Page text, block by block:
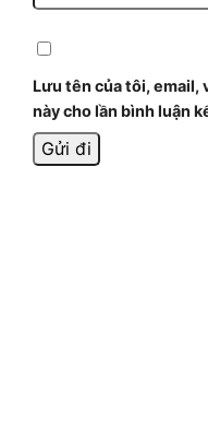
Lưu tên của tôi,
này cho lần bình luận